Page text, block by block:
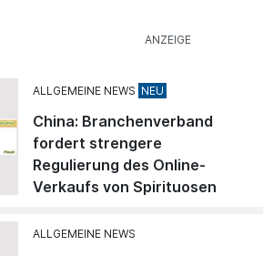
ALLGEMEINE NEWS
China: Branchenverband
fordert strengere
Regulierung des Online-
Verkaufs von Spirituosen
ALLGEMEINE NEWS